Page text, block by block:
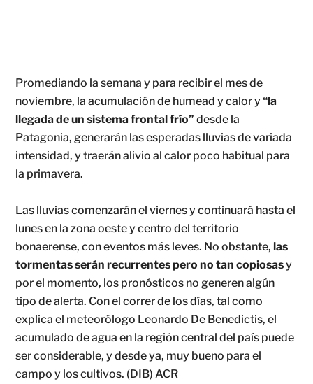
Promediando la semana y para recibir el mes de
noviembre, la acumulación de humead y calor y“la
llegada de un sistema frontal frío”desde la
Patagonia, generarán las esperadas lluvias de variada
intensidad, y traerán alivio al calor poco habitual para
la primavera.
Las lluvias comenzarán el viernes y continuará hasta el
lunes en la zona oeste y centro del territorio
bonaerense, con eventos más leves. No obstante,las
tormentas serán recurrentes pero no tan copiosasy
por el momento, los pronósticos no generen algún
tipo de alerta. Con el correr de los días, tal como
explica el meteorólogo Leonardo De Benedictis, el
acumulado de agua en la región central del país puede
ser considerable, y desde ya, muy bueno para el
campo y los cultivos. (DIB) ACR